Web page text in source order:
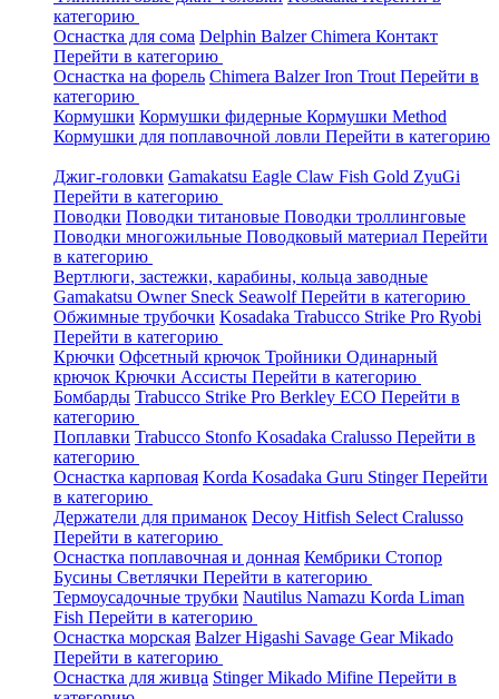
категорию
Оснастка для сома Delphin BalzerChimera Контакт
Перейти в категорию
Оснастка на форель Chimera BalzerIron Trout Перейти в
категорию
Кормушки Кормушки фидерные Кормушки Method
Кормушки для поплавочной ловли Перейти в категорию
Джиг-головки Gamakatsu Eagle Claw Fish Gold ZyuGi
Перейти в категорию
Поводки Поводки титановые Поводки троллинговые
Поводки многожильные Поводковый материал Перейти
в категорию
Вертлюги, застежки, карабины, кольца заводные
Gamakatsu Owner Sneck SeawolfПерейти в категорию
Обжимные трубочки Kosadaka Trabucco Strike Pro Ryobi
Перейти в категорию
Крючки Офсетный крючок Тройники Одинарный
крючок Крючки Ассисты Перейти в категорию
Бомбарды Trabucco Strike Pro Berkley ECO Перейти в
категорию
Поплавки Trabucco Stonfo Kosadaka Cralusso Перейти в
категорию
Оснастка карповая Korda Kosadaka Guru StingerПерейти
в категорию
Держатели для приманок Decoy Hitfish Select Cralusso
Перейти в категорию
Оснастка поплавочная и донная Кембрики Стопор
Бусины Светлячки Перейти в категорию
Термоусадочные трубки Nautilus Namazu Korda Liman
Fish Перейти в категорию
Оснастка морская BalzerHigashi Savage GearMikado
Перейти в категорию
Оснастка для живца StingerMikado Mifine Перейти в